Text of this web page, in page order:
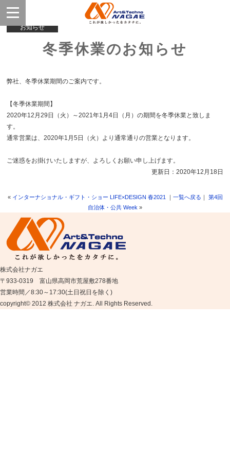
お知らせ
冬季休業のお知らせ
弊社、冬季休業期間のご案内です。
【冬季休業期間】
2020年12月29日（火）～2021年1月4日（月）の期間を冬季休業と致しま
す。
通常営業は、2020年1月5日（火）より通常通りの営業となります。
ご迷惑をお掛けいたしますが、よろしくお願い申し上げます。
更新日：2020年12月18日
« インターナショナル・ギフト・ショー LIFE×DESIGN 春2021 ｜ 一覧へ戻る ｜ 第4回
自治体・公共 Week »
株式会社ナガエ
〒933-0319 富山県高岡市荒屋敷278番地
営業時間／8:30～17:30(土日祝日を除く)
copyright© 2012 株式会社 ナガエ. All Rights Reserved.